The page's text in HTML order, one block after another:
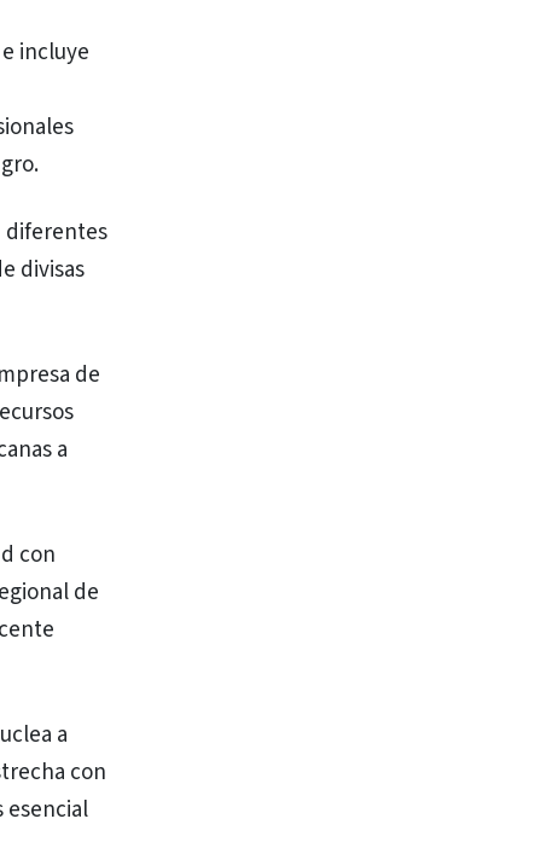
incluye
diferentes
divisas
de
a
con
de
a
con
esencial